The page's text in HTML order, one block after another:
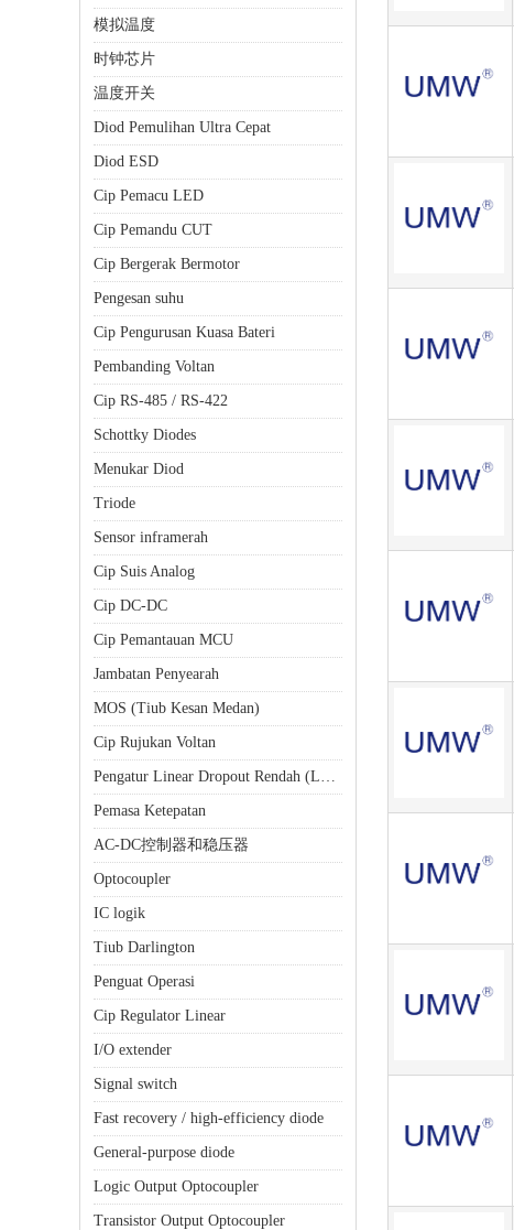
模拟温度
时钟芯片
温度开关
Diod Pemulihan Ultra Cepat
Diod ESD
Cip Pemacu LED
Cip Pemandu CUT
Cip Bergerak Bermotor
Pengesan suhu
Cip Pengurusan Kuasa Bateri
Pembanding Voltan
Cip RS-485 / RS-422
Schottky Diodes
Menukar Diod
Triode
Sensor inframerah
Cip Suis Analog
Cip DC-DC
Cip Pemantauan MCU
Jambatan Penyearah
MOS (Tiub Kesan Medan)
Cip Rujukan Voltan
Pengatur Linear Dropout Rendah (LDO)
Pemasa Ketepatan
AC-DC控制器和稳压器
Optocoupler
IC logik
Tiub Darlington
Penguat Operasi
Cip Regulator Linear
I/O extender
Signal switch
Fast recovery / high-efficiency diode
General-purpose diode
Logic Output Optocoupler
Transistor Output Optocoupler